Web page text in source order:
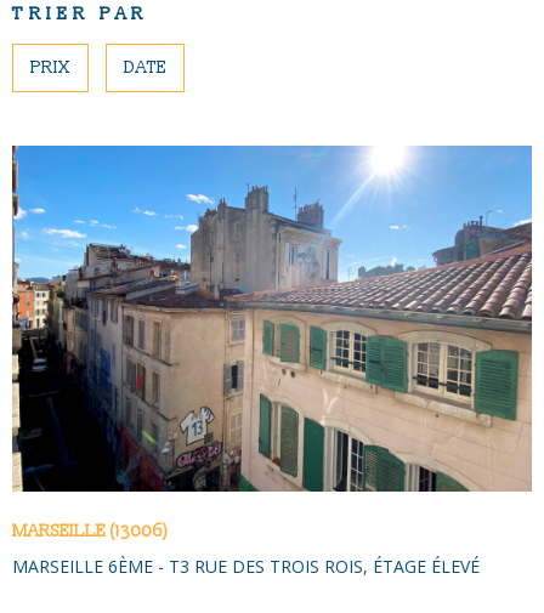
TRIER PAR
PRIX DATE
MARSEILLE (13006)
MARSEILLE 6ÈME - T3 RUE DES TROIS ROIS, ÉTAGE ÉLEVÉ
VOIR LE BIEN
RÉFÉRENCE
CRITÈRES SUPPLÉMENTAIRES
Piscine
Parking
Terrasse